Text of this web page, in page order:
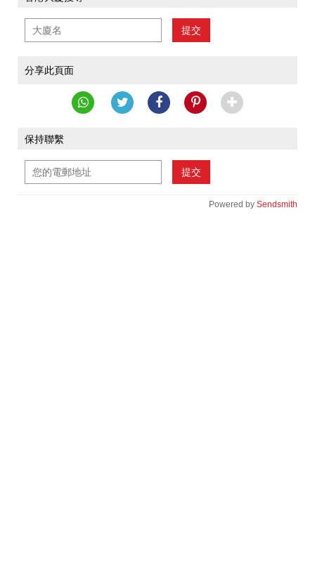
提交
分享此頁面
保持聯繫
提交
Powered by Sendsmith